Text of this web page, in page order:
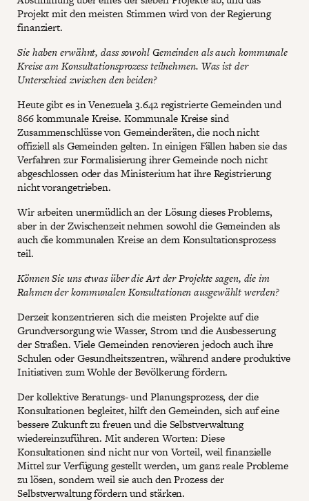
Projekt mit den meisten Stimmen wird von der Regierung
finanziert.
Sie haben erwähnt, dass sowohl Gemeinden als auch kommunale
Kreise am Konsultationsprozess teilnehmen. Was ist der
Unterschied zwischen den beiden?
Heute gibt es in Venezuela 3.642 registrierte Gemeinden und
866 kommunale Kreise. Kommunale Kreise sind
Zusammenschlüsse von Gemeinderäten, die noch nicht
offiziell als Gemeinden gelten. In einigen Fällen haben sie das
Verfahren zur Formalisierung ihrer Gemeinde noch nicht
abgeschlossen oder das Ministerium hat ihre Registrierung
nicht vorangetrieben.
Wir arbeiten unermüdlich an der Lösung dieses Problems,
aber in der Zwischenzeit nehmen sowohl die Gemeinden als
auch die kommunalen Kreise an dem Konsultationsprozess
teil.
Können Sie uns etwas über die Art der Projekte sagen, die im
Rahmen der kommunalen Konsultationen ausgewählt werden?
Derzeit konzentrieren sich die meisten Projekte auf die
Grundversorgung wie Wasser, Strom und die Ausbesserung
der Straßen. Viele Gemeinden renovieren jedoch auch ihre
Schulen oder Gesundheitszentren, während andere produktive
Initiativen zum Wohle der Bevölkerung fördern.
Der kollektive Beratungs- und Planungsprozess, der die
Konsultationen begleitet, hilft den Gemeinden, sich auf eine
bessere Zukunft zu freuen und die Selbstverwaltung
wiedereinzuführen. Mit anderen Worten: Diese
Konsultationen sind nicht nur von Vorteil, weil finanzielle
Mittel zur Verfügung gestellt werden, um ganz reale Probleme
zu lösen, sondern weil sie auch den Prozess der
Selbstverwaltung fördern und stärken.